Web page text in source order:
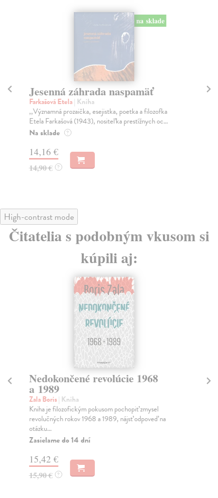
na sklade
Jesenná záhrada naspamäť
Farkašová Etela| Kniha
,,Významná prozaička, esejistka, poetka a filozofka
Etela Farkašová (1943), nositeľka prestížnych oc...
Na sklade ?
14,16 €
14,90 € ?
High-contrast mode
Čitatelia s podobným vkusom si
kúpili aj:
Nedokončené revolúcie 1968
a 1989
Zala Boris| Kniha
Kniha je filozofickým pokusom pochopiť zmysel
revolučných rokov 1968 a 1989, nájsť odpoveď na
otázku...
Zasielame do 14 dní
15,42 €
15,90 € ?